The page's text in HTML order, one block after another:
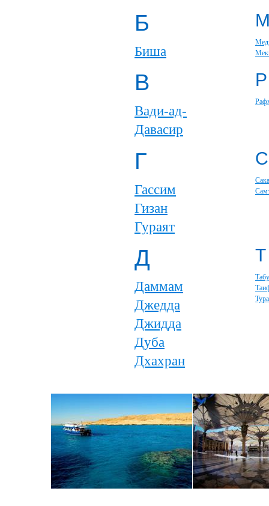
Б
Биша
В
Вади-ад-
Давасир
Р
Г
Гассим
Гизан
Гураят
С
Д
Даммам
Джедда
Джидда
Дуба
Дхахран
Т